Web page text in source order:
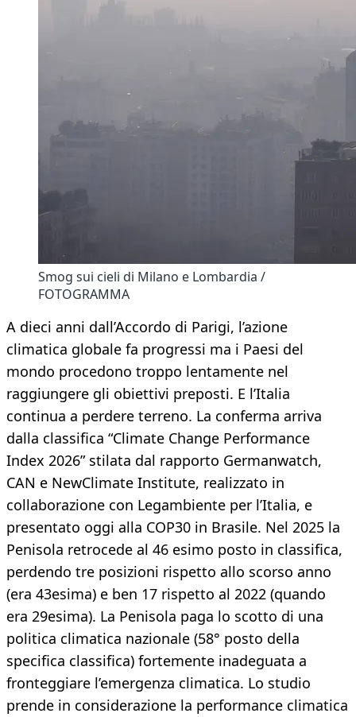
Smog sui cieli di Milano e Lombardia /
FOTOGRAMMA
A dieci anni dall’Accordo di Parigi, l’azione
climatica globale fa progressi ma i Paesi del
mondo procedono troppo lentamente nel
raggiungere gli obiettivi preposti. E l’Italia
continua a perdere terreno. La conferma arriva
dalla classifica “Climate Change Performance
Index 2026” stilata dal rapporto Germanwatch,
CAN e NewClimate Institute, realizzato in
collaborazione con Legambiente per l’Italia, e
presentato oggi alla COP30 in Brasile. Nel 2025 la
Penisola retrocede al 46 esimo posto in classifica,
perdendo tre posizioni rispetto allo scorso anno
(era 43esima) e ben 17 rispetto al 2022 (quando
era 29esima). La Penisola paga lo scotto di una
politica climatica nazionale (58° posto della
specifica classifica) fortemente inadeguata a
fronteggiare l’emergenza climatica. Lo studio
prende in considerazione la performance climatica